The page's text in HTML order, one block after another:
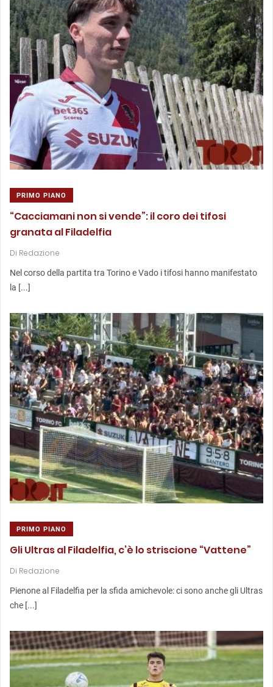
PRIMO PIANO
“Cacciamani non si vende”: il coro dei tifosi
granata al Filadelfia
Di Redazione
Nel corso della partita tra Torino e Vado i tifosi hanno manifestato
la [...]
PRIMO PIANO
Gli Ultras al Filadelfia, c’è lo striscione “Vattene”
Di Redazione
Pienone al Filadelfia per la sfida amichevole: ci sono anche gli Ultras
che [...]